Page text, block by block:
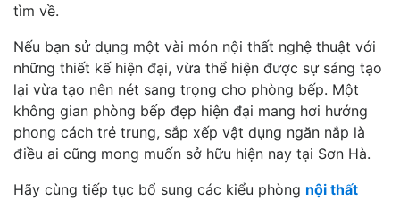
tìm về.
Nếu bạn sử dụng một vài món nội thất nghệ thuật với
những thiết kế hiện đại, vừa thể hiện được sự sáng tạo
lại vừa tạo nên nét sang trọng cho phòng bếp. Một
không gian phòng bếp đẹp hiện đại mang hơi hướng
phong cách trẻ trung, sắp xếp vật dụng ngăn nắp là
điều ai cũng mong muốn sở hữu hiện nay tại Sơn Hà.
Hãy cùng tiếp tục bổ sung các kiểu phòng nội thất